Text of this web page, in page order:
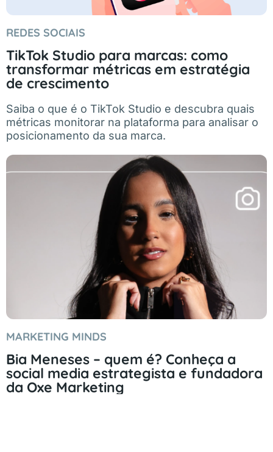
REDES SOCIAIS
TikTok Studio para marcas: como
transformar métricas em estratégia
de crescimento
Saiba o que é o TikTok Studio e descubra quais
métricas monitorar na plataforma para analisar o
posicionamento da sua marca.
MARKETING MINDS
Bia Meneses – quem é? Conheça a
social media estrategista e fundadora
da Oxe Marketing